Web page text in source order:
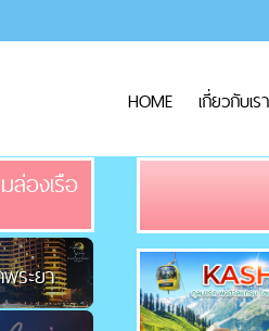
HOME เกี่ยวกับเรา
ล่องเรือ
ระยา